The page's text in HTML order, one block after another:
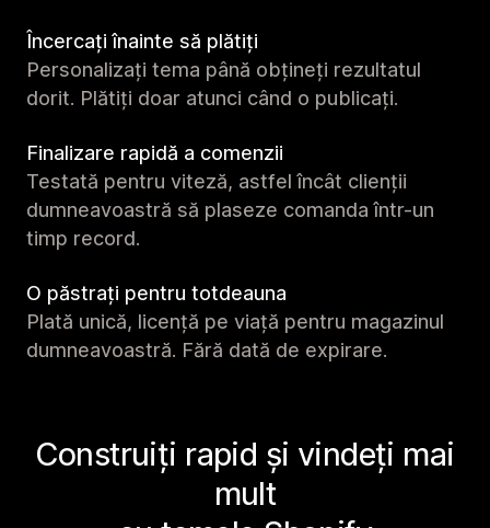
Încercați înainte să plătiți
Personalizați tema până obțineți rezultatul
dorit. Plătiți doar atunci când o publicați.
Finalizare rapidă a comenzii
Testată pentru viteză, astfel încât clienții
dumneavoastră să plaseze comanda într-un
timp record.
O păstrați pentru totdeauna
Plată unică, licență pe viață pentru magazinul
dumneavoastră. Fără dată de expirare.
Construiți rapid și vindeți mai
mult